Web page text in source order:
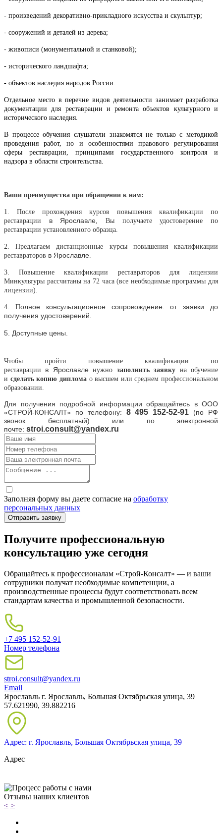
- произведений декоративно-прикладного искусства и скульптур;
- сооружений и деталей из дерева;
- живописи (монументальной и станковой);
- исторического ландшафта;
- объектов наследия народов России.
Отдельное место в перечне видов деятельности занимает разработка
документации для реставрации и ремонта объектов культурного и
исторического наследия.
В процессе обучения слушатели знакомятся не только с методикой
проведения работ, но и особенностями правового регулирования
сферы реставрации, принципами государственного контроля и
надзора в области строительства.
Ваши преимущества при обращении к нам:
1. После прохождения курсов повышения квалификации по
реставрации в Ярославле , Вы получаете удостоверение по
реставрации установленного образца.
2. Предлагаем дистанционные курсы повышения квалификации
реставраторов в Ярославле
3. Повышение квалификации реставраторов для лицензии
Минкультуры рассчитаны на 72 часа (все необходимые программы для
лицензии).
4. Полное консультационное сопровождение: от заявки до
получения удостоверений.
5. Доступные цены.
Чтобы пройти повышение квалификации по
реставрации
в Ярославленужно заполнить заявку на обучение
и сделать копию дипломао высшем или среднем профессиональном
образовании.
Для получения подробной информации обращайтесь в ООО
«СТРОЙ-КОНСАЛТ» по телефону: 8495 152-52-91 (по РФ
звонок бесплатный) или по электронной
почте: stroi.consult@yandex.ru
Заполняя форму вы даете согласие на обработку
персональных данных
Получите профессиональную
консультацию уже сегодня
Обращайтесь к профессионалам «Строй-Консалт» — и ваши
сотрудники получат необходимые компетенции, а
производственные процессы будут соответствовать всем
стандартам качества и промышленной безопасности.
+7 495 152-52-91
Номер телефона
stroi.consult@yandex.ru
Email
Ярославль г. Ярославль, Большая Октябрьская улица, 39
57.621990, 39.882216
Адрес: г. Ярославль, Большая Октябрьская улица, 39
Адрес
Отзывы наших клиентов
< >